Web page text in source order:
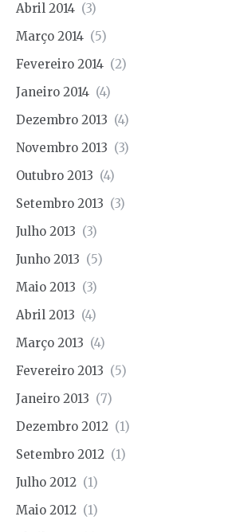
Abril 2014 (3)
Março 2014 (5)
Fevereiro 2014 (2)
Janeiro 2014 (4)
Dezembro 2013 (4)
Novembro 2013 (3)
Outubro 2013 (4)
Setembro 2013 (3)
Julho 2013 (3)
Junho 2013 (5)
Maio 2013 (3)
Abril 2013 (4)
Março 2013 (4)
Fevereiro 2013 (5)
Janeiro 2013 (7)
Dezembro 2012 (1)
Setembro 2012 (1)
Julho 2012 (1)
Maio 2012 (1)